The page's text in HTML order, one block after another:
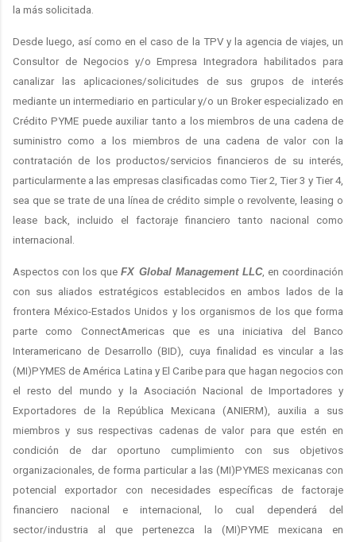
la más solicitada.
Desde luego, así como en el caso de la TPV y la agencia de viajes, un
Consultor de Negocios y/o Empresa Integradora habilitados para
canalizar las aplicaciones/solicitudes de sus grupos de interés
mediante un intermediario en particular y/o un Broker especializado en
Crédito PYME puede auxiliar tanto a los miembros de una cadena de
suministro como a los miembros de una cadena de valor con la
contratación de los productos/servicios financieros de su interés,
particularmente a las empresas clasificadas como Tier 2, Tier 3 y Tier 4,
sea que se trate de una línea de crédito simple o revolvente, leasing o
lease back, incluido el factoraje financiero tanto nacional como
internacional.
Aspectos con los queFX Global Management LLC, en coordinación
con sus aliados estratégicos establecidos en ambos lados de la
frontera México-Estados Unidos y los organismos de los que forma
parte como ConnectAmericas que es una iniciativa del Banco
Interamericano de Desarrollo (BID), cuya finalidad es vincular a las
(MI)PYMES de América Latina y El Caribe para que hagan negocios con
el resto del mundo y la Asociación Nacional de Importadores y
Exportadores de la República Mexicana (ANIERM), auxilia a sus
miembros y sus respectivas cadenas de valor para que estén en
condición de dar oportuno cumplimiento con sus objetivos
organizacionales, de forma particular a las (MI)PYMES mexicanas con
potencial exportador con necesidades específicas de factoraje
financiero nacional e internacional, lo cual dependerá del
sector/industria al que pertenezca la (MI)PYME mexicana en